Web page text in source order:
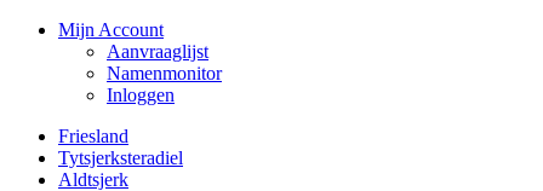
Mijn Account
Aanvraaglijst
Namenmonitor
Inloggen
Friesland
Tytsjerksteradiel
Aldtsjerk